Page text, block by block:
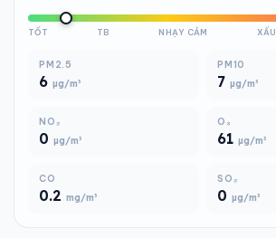
TỐT TB NHẠY CẢM XẤU
PM2.5
6 µg/m³
PM10
7 µg/m³
NO₂
0 µg/m³
O₃
61 µg/m³
CO
0.2 mg/m³
SO₂
0 µg/m³